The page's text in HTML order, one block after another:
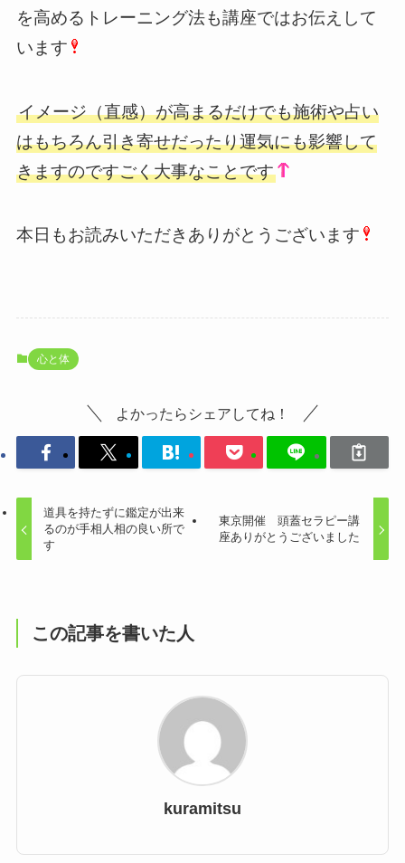
を高めるトレーニング法も講座ではお伝えして
います
イメージ（直感）が高まるだけでも施術や占い
はもちろん引き寄せだったり運気にも影響して
きますのですごく大事なことです
本日もお読みいただきありがとうございます
心と体
よかったらシェアしてね！
道具を持たずに鑑定が出来
るのが手相人相の良い所で
す
東京開催 頭蓋セラピー講
座ありがとうございました
この記事を書いた人
kuramitsu